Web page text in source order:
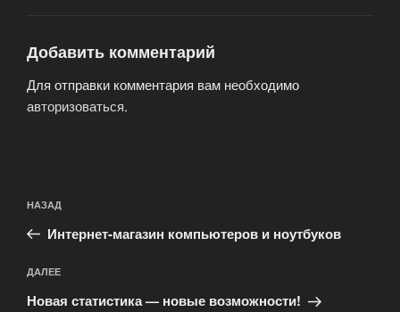
Добавить комментарий
Для отправки комментария вам необходимо
авторизоваться.
по
записям
Предыдущая
запись:
НАЗАД
Интернет-магазин компьютеров и ноутбуков
Следующая
запись
ДАЛЕЕ
Новая статистика — новые возможности!